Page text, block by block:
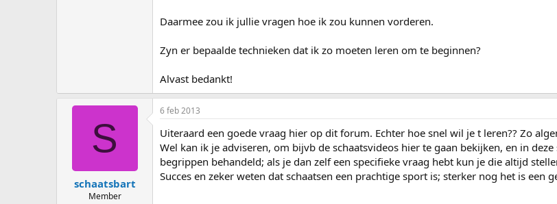
Daarmee zou ik jullie vragen hoe ik zou kunnen vorderen.
Zyn er bepaalde technieken dat ik zo moeten leren om te beginnen?
Alvast bedankt!
S
schaatsbart
Member
6 feb 2013
Uiteraard een goede vraag hier op dit forum. Echter hoe snel wil je t leren?? Zo
Wel kan ik je adviseren, om bijvb de schaatsvideos hier te gaan bekijken, en in
begrippen behandeld; als je dan zelf een specifieke vraag hebt kun je die altijd
Succes en zeker weten dat schaatsen een prachtige sport is; sterker nog het is een